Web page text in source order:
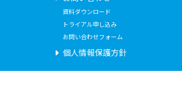
資料ダウンロード
トライアル申し込み
お問い合わせフォーム
個人情報保護方針